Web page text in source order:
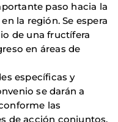
paso hacia la
la región. Se espera
de una fructífera
en áreas de
específicas y
se darán a
las
de acción conjuntos.